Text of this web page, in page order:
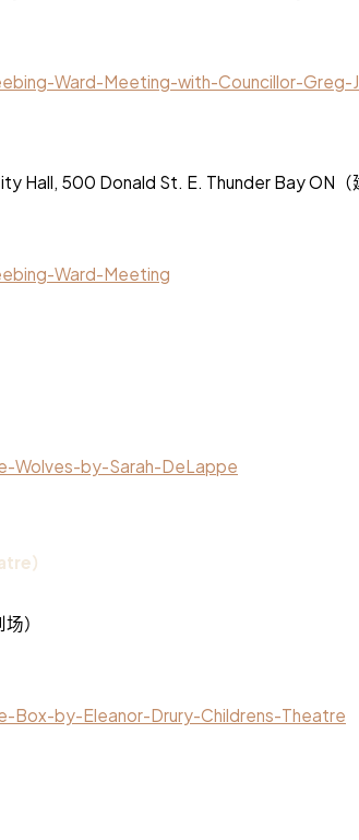
Ward-Meeting-with-Councillor-Greg-
Hall, 500 Donald St. E. Thunder Bay ON（
Ward-Meeting
by-Sarah-DeLappe
）
）
by-Eleanor-Drury-Childrens-Theatre